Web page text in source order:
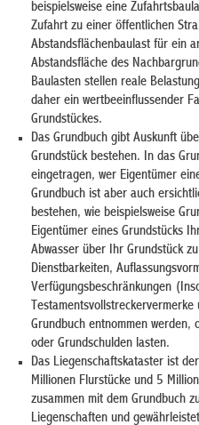
beispielsweise eine
Zufahrt zu einer öffentlichen
Abstandsflächenbaulast für ein
Abstandsfläche des
Baulasten stellen reale
daher ein wertbeeinflussender
Grundstückes.
Das Grundbuch gibt Auskunft
Grundstück bestehen. In das
eingetragen, wer Eigentümer
Grundbuch ist aber auch
bestehen, wie beispielsweise
Eigentümer eines Grundstücks
Abwasser über Ihr Grundstück
Dienstbarkeiten,
Verfügungsbeschränkungen
Grundbuch entnommen werden,
oder Grundschulden lasten.
Das Liegenschaftskataster ist
Millionen Flurstücke und 5
zusammen mit dem Grundbuch
Liegenschaften und